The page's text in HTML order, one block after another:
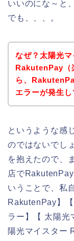
いいのにな～と
でも、、、。
なぜ？太陽光
RakutenPay（
ら、
エラーが発生し
というような感
のではないでし
を抱えたので、
店で
いうことで、私
RakutenPay】
ラー】【 太陽
陽光マイスター